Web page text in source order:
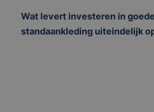
Wat levert investeren in goede
standaankleding uiteindelijk